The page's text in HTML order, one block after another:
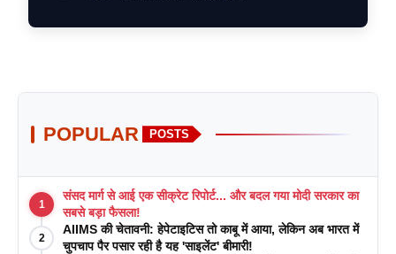
POPULAR POSTS
1
संसद मार्ग से आई एक सीक्रेट रिपोर्ट... और बदल गया मोदी सरकार का
सबसे बड़ा फैसला!
2
AIIMS की चेतावनी: हेपेटाइटिस तो काबू में आया, लेकिन अब भारत में
चुपचाप पैर पसार रही है यह 'साइलेंट' बीमारी!